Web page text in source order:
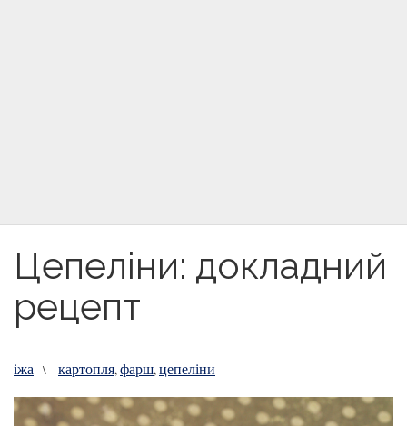
Цепеліни: докладний
рецепт
іжа \ картопля,фарш,цепеліни